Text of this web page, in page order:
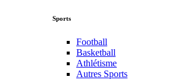
Sports
Football
Basketball
Athlétisme
Autres Sports